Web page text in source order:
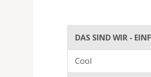
DAS SIND WIR -
Cool